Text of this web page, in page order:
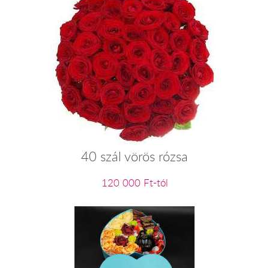
40 szál vörös rózsa
120 000 Ft-tól